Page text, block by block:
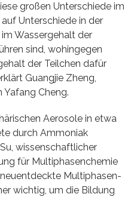
großen Unterschiede im
Unterschiede in der
Wassergehalt der
sind, wohingegen
der Teilchen dafür
Guangjie Zheng,
Yafang Cheng.
Aerosole in etwa
durch Ammoniak
wissenschaftlicher
für Multiphasenchemie
Multiphasen-
wichtig, um die Bildung